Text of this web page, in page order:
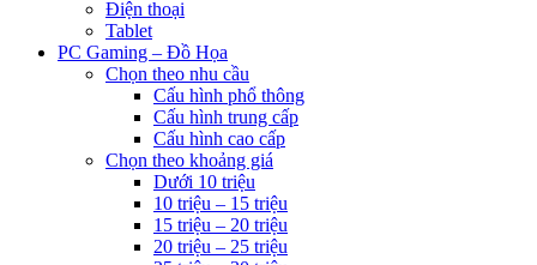
Điện thoại
Tablet
PC Gaming – Đồ Họa
Chọn theo nhu cầu
Cấu hình phổ thông
Cấu hình trung cấp
Cấu hình cao cấp
Chọn theo khoảng giá
Dưới 10 triệu
10 triệu – 15 triệu
15 triệu – 20 triệu
20 triệu – 25 triệu